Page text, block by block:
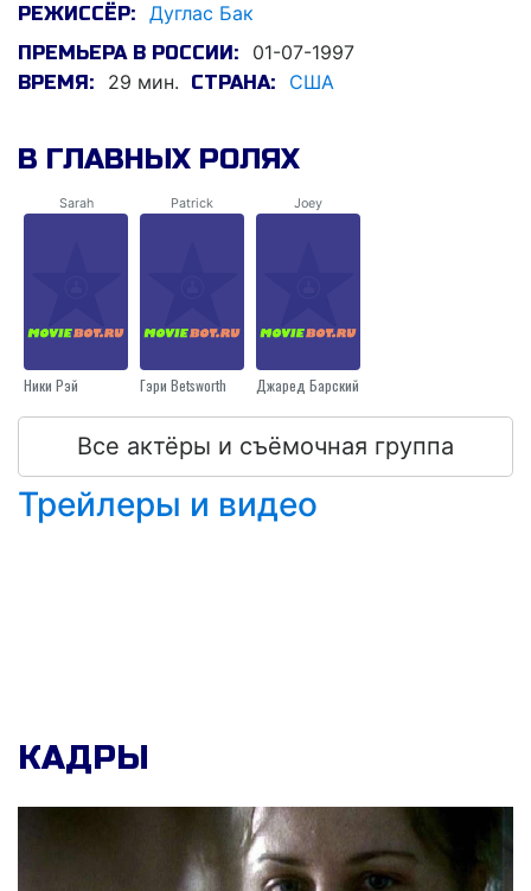
РЕЖИССЁР: Дуглас Бак
ПРЕМЬЕРА В РОССИИ: 01-07-1997
ВРЕМЯ: 29 мин. СТРАНА: США
В ГЛАВНЫХ РОЛЯХ
Sarah
Ники Рэй
Patrick
Гэри Betsworth
Joey
Джаред Барский
Все актёры и съёмочная группа
Трейлеры и видео
КАДРЫ